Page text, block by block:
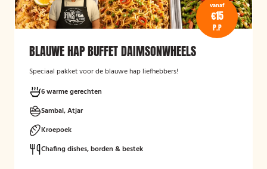
vanaf
€15
P.P
BLAUWE HAP BUFFET DAIMSONWHEELS
Speciaal pakket voor de blauwe hap liefhebbers!
6 warme gerechten
Sambal, Atjar
Kroepoek
Chafing dishes, borden & bestek